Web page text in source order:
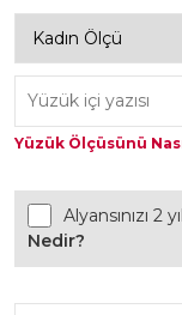
Yüzük Ölçüsünü
Alyansınızı 2
Nedir?